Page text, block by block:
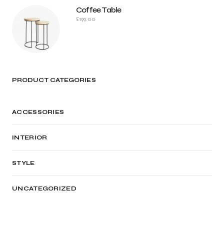
Coffee Table
£199.00
PRODUCT CATEGORIES
ACCESSORIES
INTERIOR
STYLE
UNCATEGORIZED